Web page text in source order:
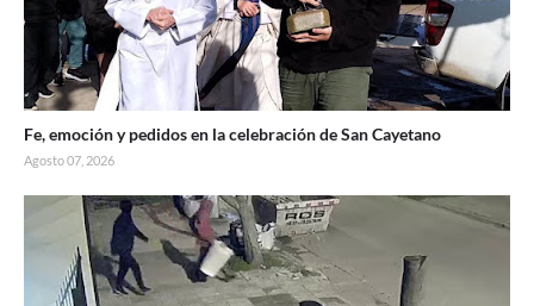
Fe, emoción y pedidos en la celebración de San Cayetano
Agosto 07, 2026